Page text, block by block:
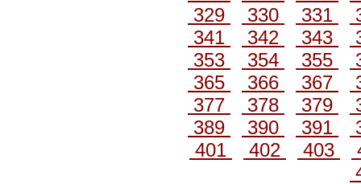
329
330 331
341
342 343
353
354 355
365
366 367
377
378 379
389
390 391
401
402 403